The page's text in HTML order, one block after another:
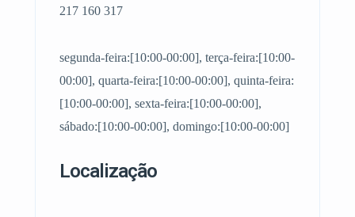
217 160 317
segunda-feira:[10:00-00:00], terça-feira:[10:00-
00:00], quarta-feira:[10:00-00:00], quinta-feira:
[10:00-00:00], sexta-feira:[10:00-00:00],
sábado:[10:00-00:00], domingo:[10:00-00:00]
Localização